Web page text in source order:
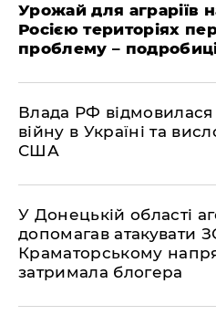
Урожай для аграріїв
Росією територіях
проблему –
Влада РФ
війну в Україні та
США
У Донецькій області
допомагав атакувати
Краматорському
затримала блогера